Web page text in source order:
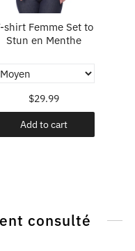
shirt Femme Set to
Stun en Menthe
$29.99
Add to cart
consulté